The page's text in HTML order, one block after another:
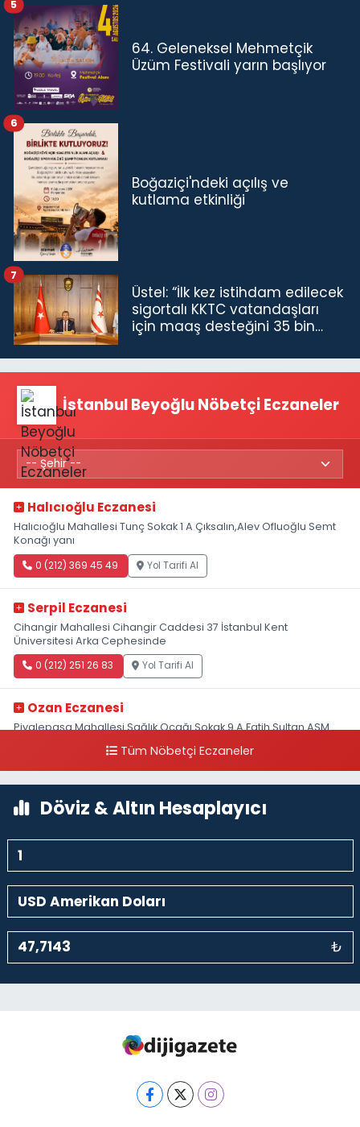
64. Geleneksel Mehmetçik
Üzüm Festivali yarın başlıyor
5
Boğaziçi'ndeki açılış ve
kutlama etkinliği
6
Üstel: “İlk kez istihdam edilecek
sigortalı KKTC vatandaşları
için maaş desteğini 35 bin
7
İstanbul Beyoğlu Nöbetçi Eczaneler
Halıcıoğlu Eczanesi
Halıcıoğlu Mahallesi Tunç Sokak 1 A Çıksalın,Alev Ofluoğlu Semt
Konağı yanı
0 (212) 369 45 49 Yol Tarifi Al
Serpil Eczanesi
Cihangir Mahallesi Cihangir Caddesi 37 İstanbul Kent
Üniversitesi Arka Cephesinde
0 (212) 251 26 83 Yol Tarifi Al
Ozan Eczanesi
Piyalepaşa Mahallesi Sağlık Ocağı Sokak 9 A Fatih Sultan ASM
Tüm Nöbetçi Eczaneler
Döviz & Altın Hesaplayıcı
₺